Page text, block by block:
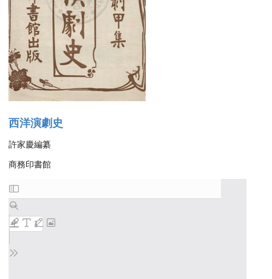
西洋演劇史
許家慶編纂
商務印書館